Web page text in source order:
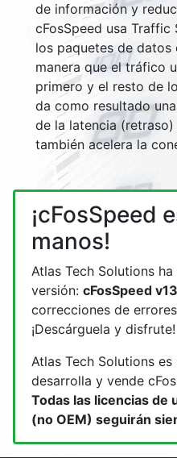
de información y
cFosSpeed usa
los paquetes de datos
manera que el tráfico
primero y el resto de
da como resultado
de la latencia
también acelera la
¡cFosSpeed
manos!
Atlas Tech Solutions
versión: cFosSpeed
correcciones de
¡Descárguela y disfrute!
Atlas Tech Solutions
desarrolla y vende
Todas las licencias de
(no OEM) seguirán